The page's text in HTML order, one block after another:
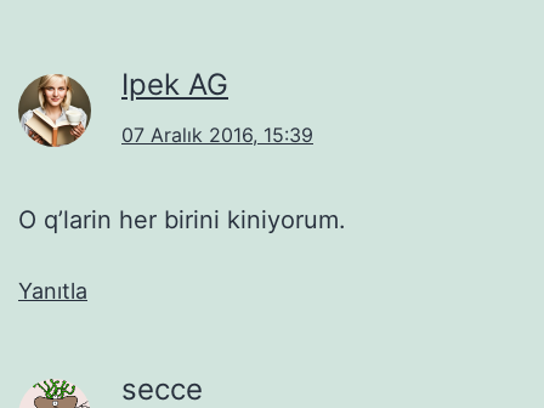
Ipek AG
07 Aralık 2016, 15:39
O q’larin her birini kiniyorum.
Yanıtla
secce